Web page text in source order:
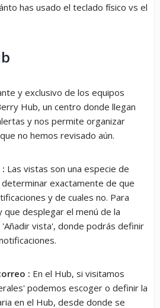
has usado el teclado físico vs el
y exclusivo de los equipos
Hub, un centro donde llegan
y nos permite organizar
no hemos revisado aún.
Las vistas son una especie de
exactamente de que
y de cuales no. Para
que desplegar el menú de la
vista', donde podrás definir
: En el Hub, si visitamos
podemos escoger o definir la
en el Hub, desde donde se